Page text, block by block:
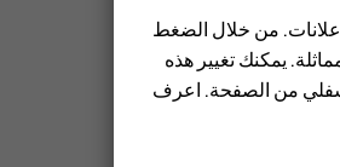
من خلال الضغط
يمكنك تغيير هذه
من الصفحة. اعرف